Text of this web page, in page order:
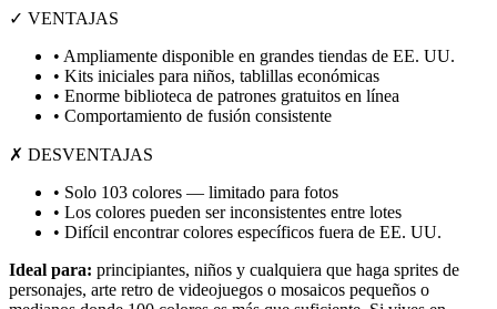
✓ VENTAJAS
• Ampliamente disponible en grandes tiendas de EE. UU.
• Kits iniciales para niños, tablillas económicas
• Enorme biblioteca de patrones gratuitos en línea
• Comportamiento de fusión consistente
✗ DESVENTAJAS
• Solo 103 colores — limitado para fotos
• Los colores pueden ser inconsistentes entre lotes
• Difícil encontrar colores específicos fuera de EE. UU.
Ideal para: principiantes, niños y cualquiera que haga sprites de
personajes, arte retro de videojuegos o mosaicos pequeños o